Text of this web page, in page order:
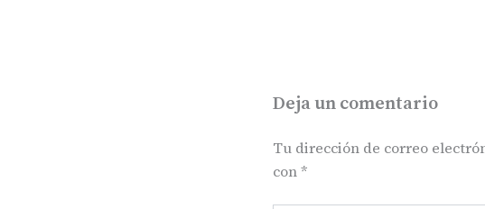
Deja un comentario
Tu dirección de correo
con*